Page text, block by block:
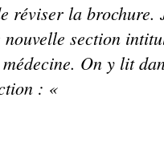
réviser la brochure.
section
On y lit
: «